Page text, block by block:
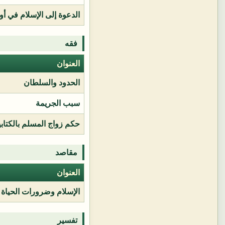
الدعوة إلى الإسلام في
فقه
العنوان
الحدود والسلطان
سبب الجريمة
حكم زواج المسلم
مقاصد
العنوان
الإسلام وضرورات الحياة
تفسير